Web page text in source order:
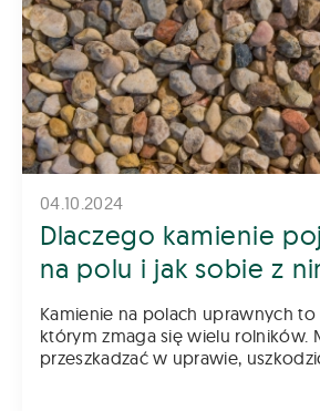
04.10.2024
Dlaczego kamienie
na polu i jak sobie z
Kamienie na polach uprawnych
którym zmaga się wielu rolników.
przeszkadzać w uprawie,